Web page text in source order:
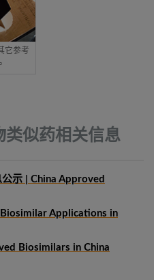
它参考
类似药相关信息
示 | China Approved
Biosimilar Applications in
Biosimilars in China